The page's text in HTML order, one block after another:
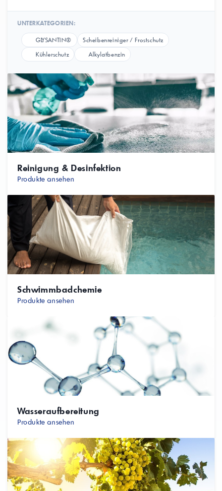
UNTERKATEGORIEN:
GLYSANTIN®
Scheibenreiniger / Frostschutz
Kühlerschutz
Alkylatbenzin
Reinigung & Desinfektion
Produkte ansehen
Schwimmbadchemie
Produkte ansehen
Wasseraufbereitung
Produkte ansehen